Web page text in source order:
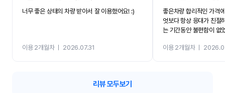
너무 좋은 상태의 차량 받아서 잘 이용했어요! :)
이용 2개월차ㅣ 2026.07.31
좋은차량 합리적인 가격
엇보다 항상 응대가 친절
는 기간동안 불편함이 없
카 렌트 고민없이 강추합
이용 2개월차ㅣ
리뷰 모두보기